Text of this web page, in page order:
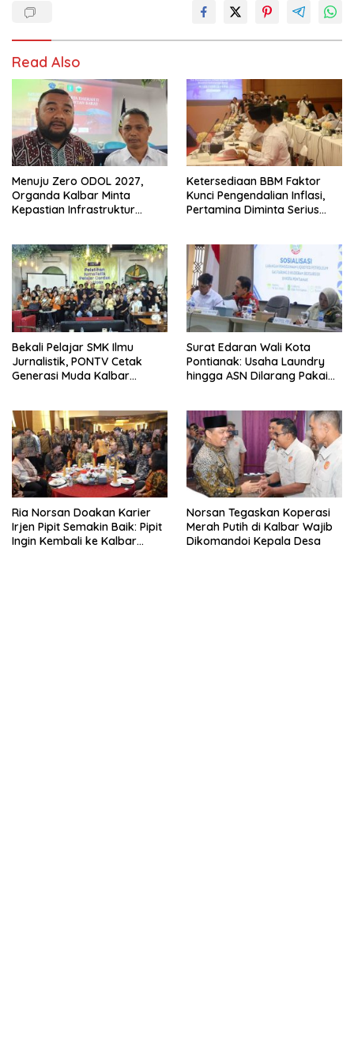
Read Also
Menuju Zero ODOL 2027,
Organda Kalbar Minta
Kepastian Infrastruktur
Ketersediaan BBM Faktor
Kunci Pengendalian Inflasi,
Pertamina Diminta Serius
Bekali Pelajar SMK Ilmu
Jurnalistik, PONTV Cetak
Generasi Muda Kalbar
Surat Edaran Wali Kota
Pontianak: Usaha Laundry
hingga ASN Dilarang Pakai
Ria Norsan Doakan Karier
Irjen Pipit Semakin Baik: Pipit
Ingin Kembali ke Kalbar
Norsan Tegaskan Koperasi
Merah Putih di Kalbar Wajib
Dikomandoi Kepala Desa